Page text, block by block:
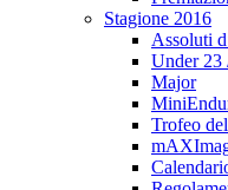
Stagione 2016
Assoluti
Under 23
Major
Trofeo